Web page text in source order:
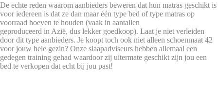
De echte reden waarom aanbieders beweren dat hun matras geschikt is
voor iedereen is dat ze dan maar één type bed of type matras op
voorraad hoeven te houden (vaak in aantallen
geproduceerd in Azië, dus lekker goedkoop). Laat je niet verleiden
door dit type aanbieders. Je koopt toch ook niet alleen schoenmaat 42
voor jouw hele gezin? Onze slaapadviseurs hebben allemaal een
gedegen training gehad waardoor zij uitermate geschikt zijn jou een
bed te verkopen dat echt bij jou past!